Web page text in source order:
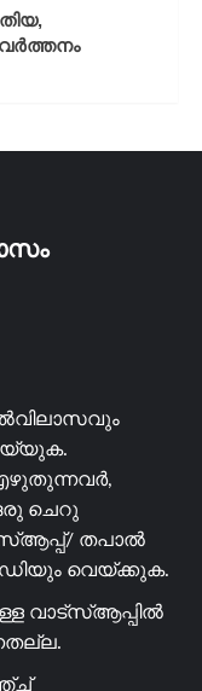
എഴുതുന്നവർ,
ചെറു
തപാൽ
വെയ്ക്കുക.
വാട്സ്ആപ്പിൽ